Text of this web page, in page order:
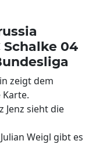
Schalke 04
zeigt dem
Karte.
Jenz sieht die
Weigl gibt es